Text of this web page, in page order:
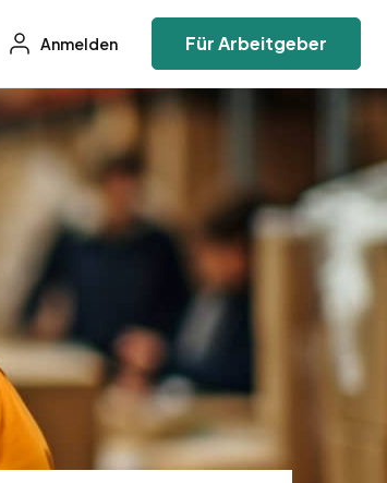
Anmelden Für Arbeitgeber